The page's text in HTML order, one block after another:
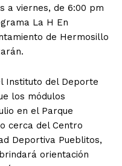
a viernes, de 6:00 pm
La H En
de Hermosillo
Instituto del Deporte
los módulos
en el Parque
cerca del Centro
Deportiva Pueblitos,
orientación